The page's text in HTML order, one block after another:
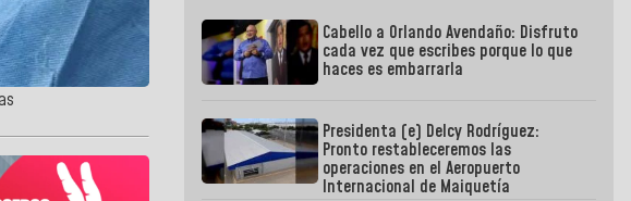
Cabello a Orlando Avendaño: Disfruto
cada vez que escribes porque lo que
haces es embarrarla
Presidenta (e) Delcy Rodríguez:
Pronto restableceremos las
operaciones en el Aeropuerto
Internacional de Maiquetía